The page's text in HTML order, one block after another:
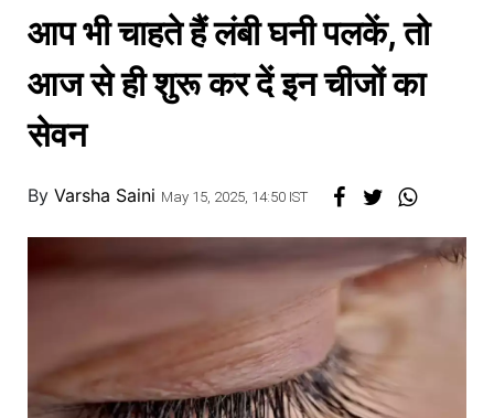
बातम्या
स्पोर्ट्स
बिझनेस
खाना
आप भी चाहते हैं लंबी घनी पलकें, तो
आज से ही शुरू कर दें इन चीजों का
सेवन
By Varsha Saini May 15, 2025, 14:50 IST